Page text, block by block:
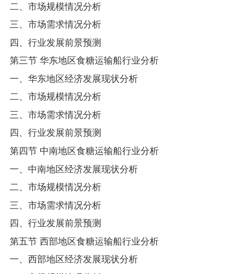
二、市场规模情况分析
三、市场需求情况分析
四、行业发展前景预测
第三节 华东地区食糖运输船行业分析
一、华东地区经济发展现状分析
二、市场规模情况分析
三、市场需求情况分析
四、行业发展前景预测
第四节 中南地区食糖运输船行业分析
一、中南地区经济发展现状分析
二、市场规模情况分析
三、市场需求情况分析
四、行业发展前景预测
第五节 西部地区食糖运输船行业分析
一、西部地区经济发展现状分析